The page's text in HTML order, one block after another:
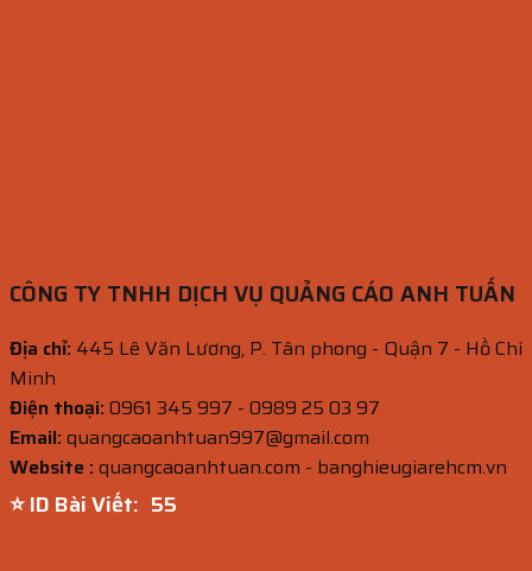
CÔNG TY TNHH DỊCH VỤ QUẢNG CÁO ANH TUẤN
Địa chỉ: 445 Lê Văn Lương, P. Tân phong - Quận 7 - Hồ Chí
Minh
Điện thoại:0961 345 997 - 0989 25 03 97
Email:quangcaoanhtuan997@gmail.com
Website :quangcaoanhtuan.com - banghieugiarehcm.vn
⭐ ID Bài Viết: 54